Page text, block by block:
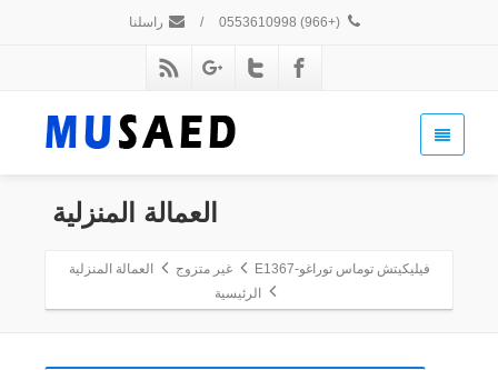
(+966) 0553610998
/ راسلنا
العمالة المنزلية
فيليكيتش توماس توراغو-E1367 غير متزوج
العمالة المنزلية
الرئيسية